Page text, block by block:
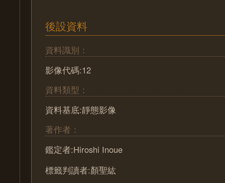
後設資料
資料識別：
影像代碼:12
資料類型：
資料基底:靜態影像
著作者：
鑑定者:Hiroshi Inoue
標籤判讀者:顏聖紘